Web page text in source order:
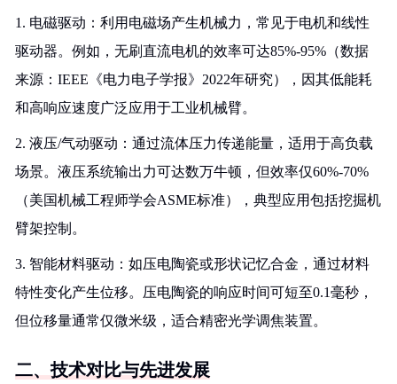
1. 电磁驱动：利用电磁场产生机械力，常见于电机和线性
驱动器。例如，无刷直流电机的效率可达85%-95%（数据
来源：IEEE《电力电子学报》2022年研究），因其低能耗
和高响应速度广泛应用于工业机械臂。
2. 液压/气动驱动：通过流体压力传递能量，适用于高负载
场景。液压系统输出力可达数万牛顿，但效率仅60%-70%
（美国机械工程师学会ASME标准），典型应用包括挖掘机
臂架控制。
3. 智能材料驱动：如压电陶瓷或形状记忆合金，通过材料
特性变化产生位移。压电陶瓷的响应时间可短至0.1毫秒，
但位移量通常仅微米级，适合精密光学调焦装置。
二、技术对比与先进发展